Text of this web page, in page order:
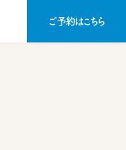
ご予約はこちら